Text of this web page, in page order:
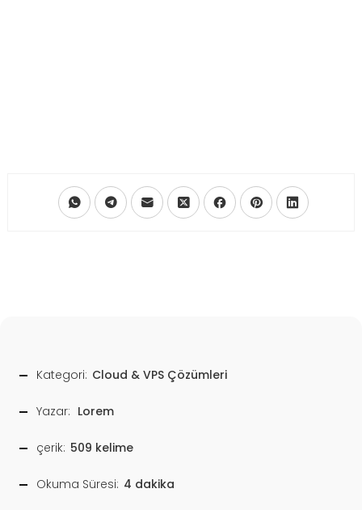
Kategori: Cloud & VPS Çözümleri
Yazar: Lorem
çerik: 509 kelime
Okuma Süresi: 4 dakika